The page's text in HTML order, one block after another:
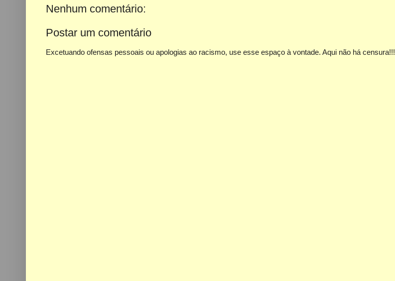
Nenhum comentário:
Postar um comentário
Excetuando ofensas pessoais ou apologias ao racismo, use esse espaço à vontade. Aqui não há censura!!!